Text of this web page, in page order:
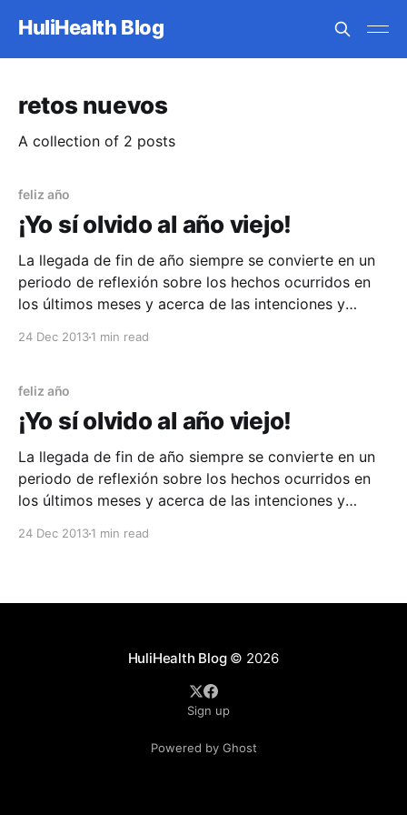
HuliHealth Blog
retos nuevos
A collection of 2 posts
feliz año
¡Yo sí olvido al año viejo!
La llegada de fin de año siempre se convierte en un
periodo de reflexión sobre los hechos ocurridos en
los últimos meses y acerca de las intenciones y
24 Dec 20131 min read
feliz año
¡Yo sí olvido al año viejo!
La llegada de fin de año siempre se convierte en un
periodo de reflexión sobre los hechos ocurridos en
los últimos meses y acerca de las intenciones y
24 Dec 20131 min read
HuliHealth Blog© 2026
Sign up
Powered by Ghost